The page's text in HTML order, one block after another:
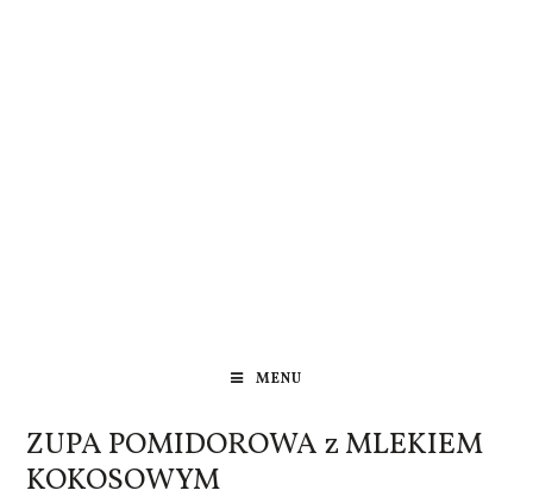
MENU
ZUPA POMIDOROWA z MLEKIEM
KOKOSOWYM